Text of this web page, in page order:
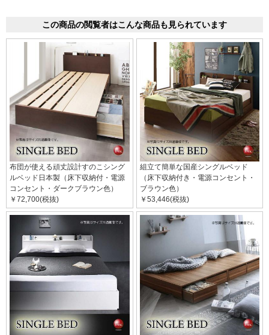
この商品の閲覧者はこんな商品も見られています
布団が使える頑丈設計すのこシング
ルベッド日本製（床下収納付・電源
コンセント・ダークブラウン色）
￥72,700(税抜)
組立て簡単な国産シングルベッド
（床下収納付き・電源コンセント・
ブラウン色）
￥53,446(税抜)